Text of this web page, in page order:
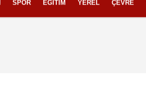
SPOR EĞITIM YEREL ÇEVRE